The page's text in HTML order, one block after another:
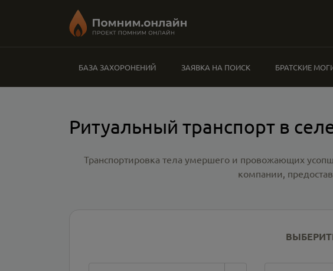
БАЗА ЗАХОРОНЕНИЙ ЗАЯВКА НА ПОИСК БРАТСКИЕ
Ритуальный транспорт в
Транспортировка тела умершего и провожающих
компании,